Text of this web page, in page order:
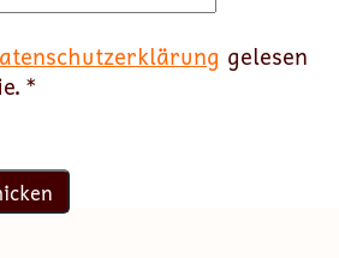
gelesen
*